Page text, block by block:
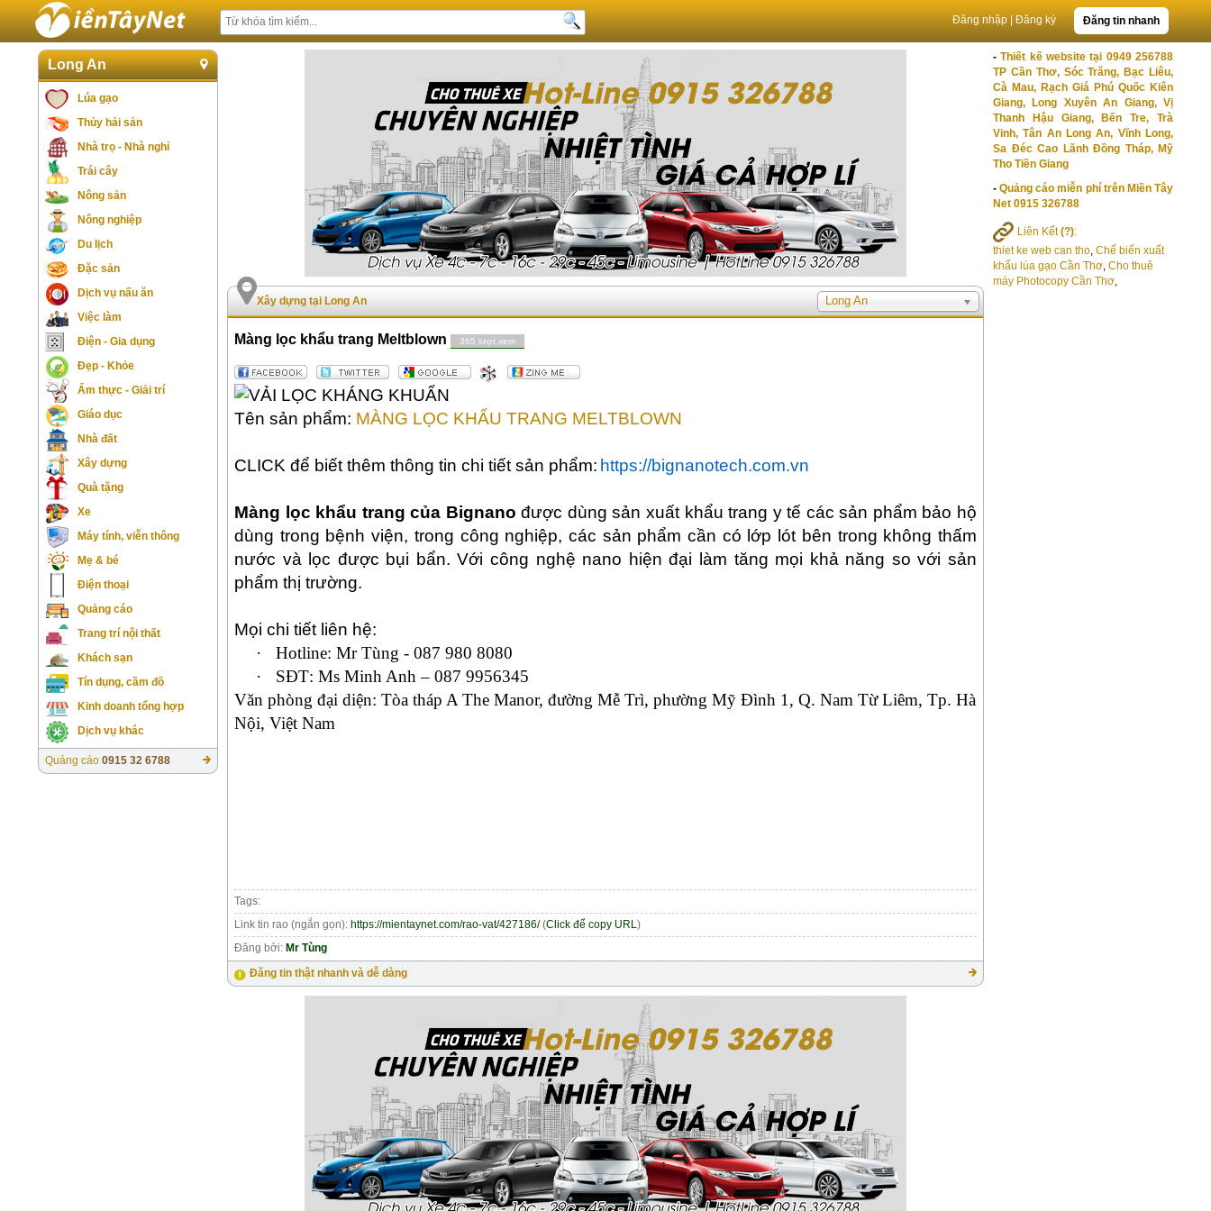
Đăng tin nhanh
Đăng nhập Đăng ký
Long An
Lúa gạo
Thủy hải sản
Nhà trọ - Nhà nghỉ
Trái cây
Nông sản
Nông nghiệp
Du lịch
Đặc sản
Dịch vụ nấu ăn
Việc làm
Điện - Gia dụng
Đẹp - Khỏe
Ẩm thực - Giải trí
Giáo dục
Nhà đất
Xây dựng
Quà tặng
Xe
Máy tính, viễn thông
Mẹ & bé
Điện thoại
Quảng cáo
Trang trí nội thất
Khách sạn
Tín dụng, cầm đồ
Kinh doanh tổng hợp
Dịch vụ khác
Quảng cáo 0915 32 6788
-Thiết kế website tại 0949 256788
TP Cần Thơ, Sóc Trăng, Bạc Liêu,
Cà Mau, Rạch Giá Phú Quốc Kiên
Giang, Long Xuyên An Giang, Vị
Thanh Hậu Giang, Bến Tre, Trà
Vinh, Tân An Long An, Vĩnh Long,
Sa Đéc Cao Lãnh Đồng Tháp, Mỹ
Tho Tiền Giang
-Quảng cáo miễn phí trên Miền Tây
Net 0915 326788
Liên Kết(?):
thiet ke web can tho, Chế biến xuất
khẩu lúa gạo Cần Thơ, Cho thuê
máy Photocopy Cần Thơ,
Xây dựng tại Long An
Long An
Màng lọc khẩu trang Meltblown 365 lượt xem
Tên sản phẩm: MÀNG LỌC KHẨU TRANG MELTBLOWN
CLICK để biết thêm thông tin chi tiết sản phẩm: https://bignanotech.com.vn
Màng lọc khẩu trang của Bignano được dùngsản xuất khẩu trang y tế các sản phẩm bảo hộ
dùng trong bệnh viện, trong công nghiệp, các sản phẩm cần có lớp lót bên trong không thấm
nước và lọc được bụi bẩn. Với công nghệ nano hiện đại làm tăng mọi khả năng so với sản
phẩm thị trường.
Mọi chi tiết liên hệ:
·
Hotline: Mr Tùng - 087 980 8080
·
SĐT: Ms Minh Anh– 087 9956345
Văn phòng đại diện: Tòa tháp A The Manor, đường Mễ Trì, phường Mỹ Đình 1, Q. Nam Từ Liêm, Tp. Hà
Nội, Việt Nam
Tags:
Link tin rao (ngắn gọn): https://mientaynet.com/rao-vat/427186/(Click để copy URL)
Đăng bởi: Mr Tùng
Đăng tin thật nhanh và dễ dàng